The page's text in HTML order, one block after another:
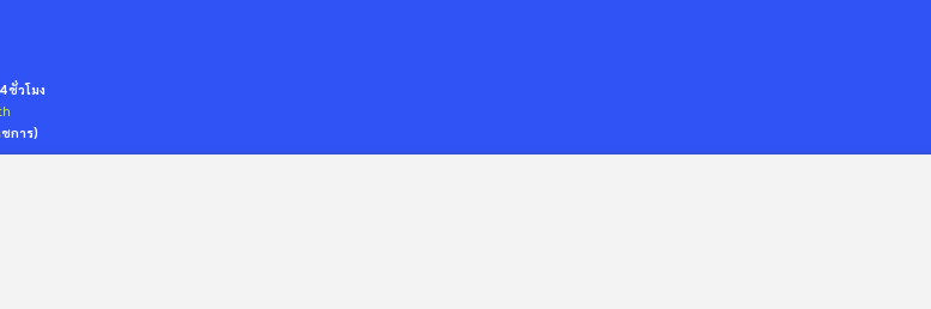
ชั่วโมง
การ)